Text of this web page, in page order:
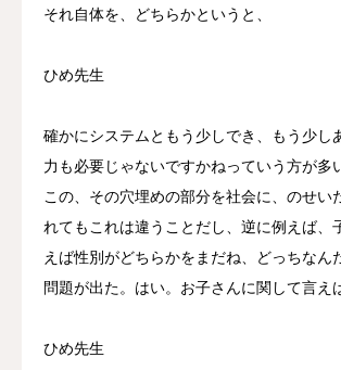
それ自体を、どちらかというと、
ひめ先生
確かにシステムともう少しでき、もう少し
力も必要じゃないですかねっていう方が多
この、その穴埋めの部分を社会に、のせい
れてもこれは違うことだし、逆に例えば、
えば性別がどちらかをまだね、どっちなん
問題が出た。はい。お子さんに関して言え
ひめ先生